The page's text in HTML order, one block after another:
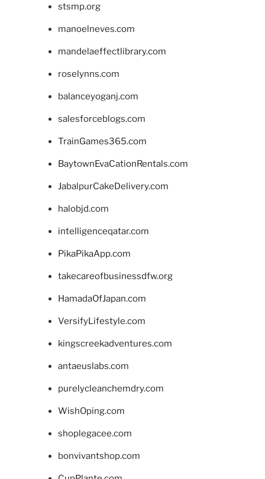
stsmp.org
manoelneves.com
mandelaeffectlibrary.com
roselynns.com
balanceyoganj.com
salesforceblogs.com
TrainGames365.com
BaytownEvaCationRentals.com
JabalpurCakeDelivery.com
halobjd.com
intelligenceqatar.com
PikaPikaApp.com
takecareofbusinessdfw.org
HamadaOfJapan.com
VersifyLifestyle.com
kingscreekadventures.com
antaeuslabs.com
purelycleanchemdry.com
WishOping.com
shoplegacee.com
bonvivantshop.com